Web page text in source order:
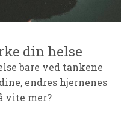
din helse
bare ved tankene
endres hjernenes
vite mer?